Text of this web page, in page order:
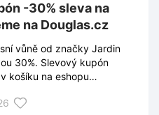
-30% sleva na
na Douglas.cz
vůně od značky Jardin
30%. Slevový kupón
košíku na eshopu